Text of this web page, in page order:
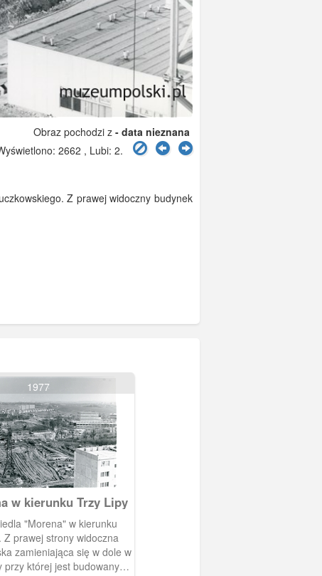
Obraz pochodzi z - data nieznana
2662 , Lubi: 2.
Z prawej widoczny budynek
1977
w kierunku Trzy Lipy
"Morena" w kierunku
Z prawej strony widoczna
zamieniająca się w dole w
przy której jest budowany